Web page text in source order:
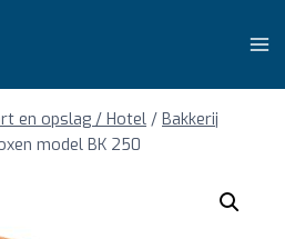
en opslag / Hotel / Bakkerij
model BK 250